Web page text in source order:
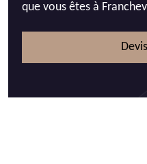
que vous êtes à